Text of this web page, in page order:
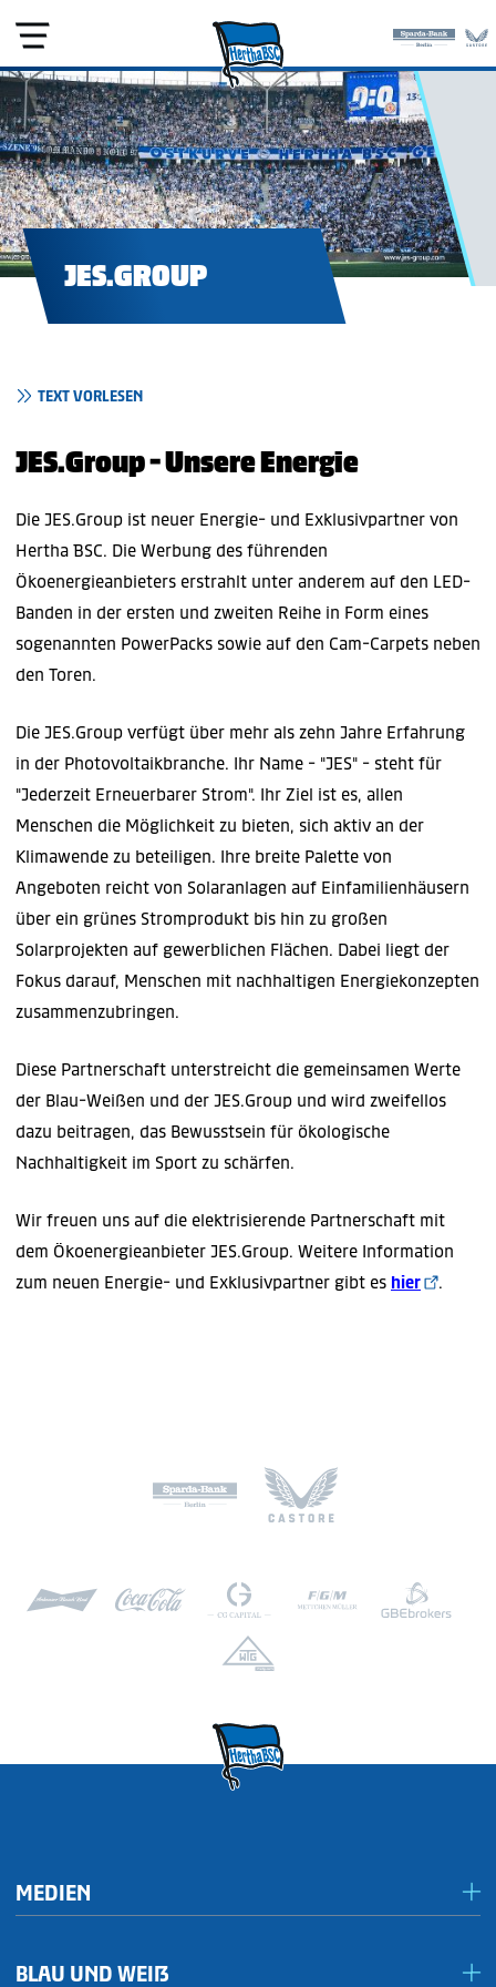
JES.GROUP
TEXT VORLESEN
JES.Group - Unsere Energie
Die JES.Group ist neuer Energie- und Exklusivpartner von
Hertha BSC. Die Werbung des führenden
Ökoenergieanbieters erstrahlt unter anderem auf den LED-
Banden in der ersten und zweiten Reihe in Form eines
sogenannten PowerPacks sowie auf den Cam-Carpets neben
den Toren.
Die JES.Group verfügt über mehr als zehn Jahre Erfahrung
in der Photovoltaikbranche. Ihr Name - "JES" - steht für
"Jederzeit Erneuerbarer Strom". Ihr Ziel ist es, allen
Menschen die Möglichkeit zu bieten, sich aktiv an der
Klimawende zu beteiligen. Ihre breite Palette von
Angeboten reicht von Solaranlagen auf Einfamilienhäusern
über ein grünes Stromprodukt bis hin zu großen
Solarprojekten auf gewerblichen Flächen. Dabei liegt der
Fokus darauf, Menschen mit nachhaltigen Energiekonzepten
zusammenzubringen.
Diese Partnerschaft unterstreicht die gemeinsamen Werte
der Blau-Weißen und der JES.Group und wird zweifellos
dazu beitragen, das Bewusstsein für ökologische
Nachhaltigkeit im Sport zu schärfen.
Wir freuen uns auf die elektrisierende Partnerschaft mit
dem Ökoenergieanbieter JES.Group. Weitere Information
zum neuen Energie- und Exklusivpartner gibt es hier .
MEDIEN
BLAU UND WEIẞ